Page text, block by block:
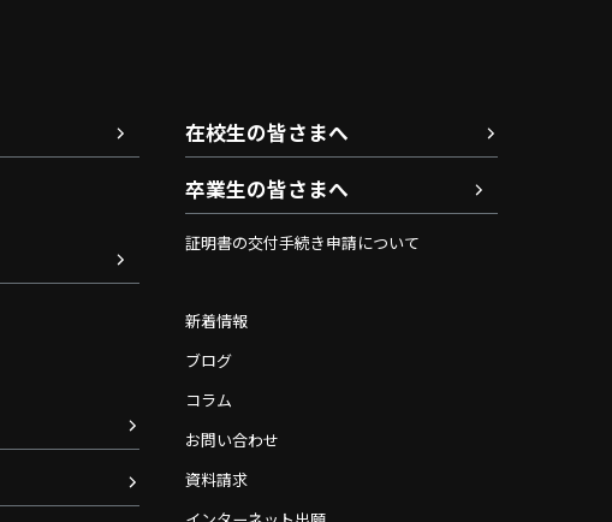
在校生の皆さまへ
卒業生の皆さまへ
証明書の交付手続き申請について
新着情報
ブログ
コラム
お問い合わせ
資料請求